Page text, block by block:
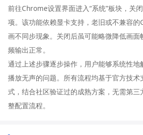
前往Chrome设置界面进入“系统”板块，关
项。该功能依赖显卡支持，老旧或不兼容的
画不同步现象。关闭后虽可能略微降低画
频输出正常。
通过上述步骤逐步操作，用户能够系统性
播放无声的问题。所有流程均基于官方技
式，结合社区验证过的成熟方案，无需第
整配置流程。